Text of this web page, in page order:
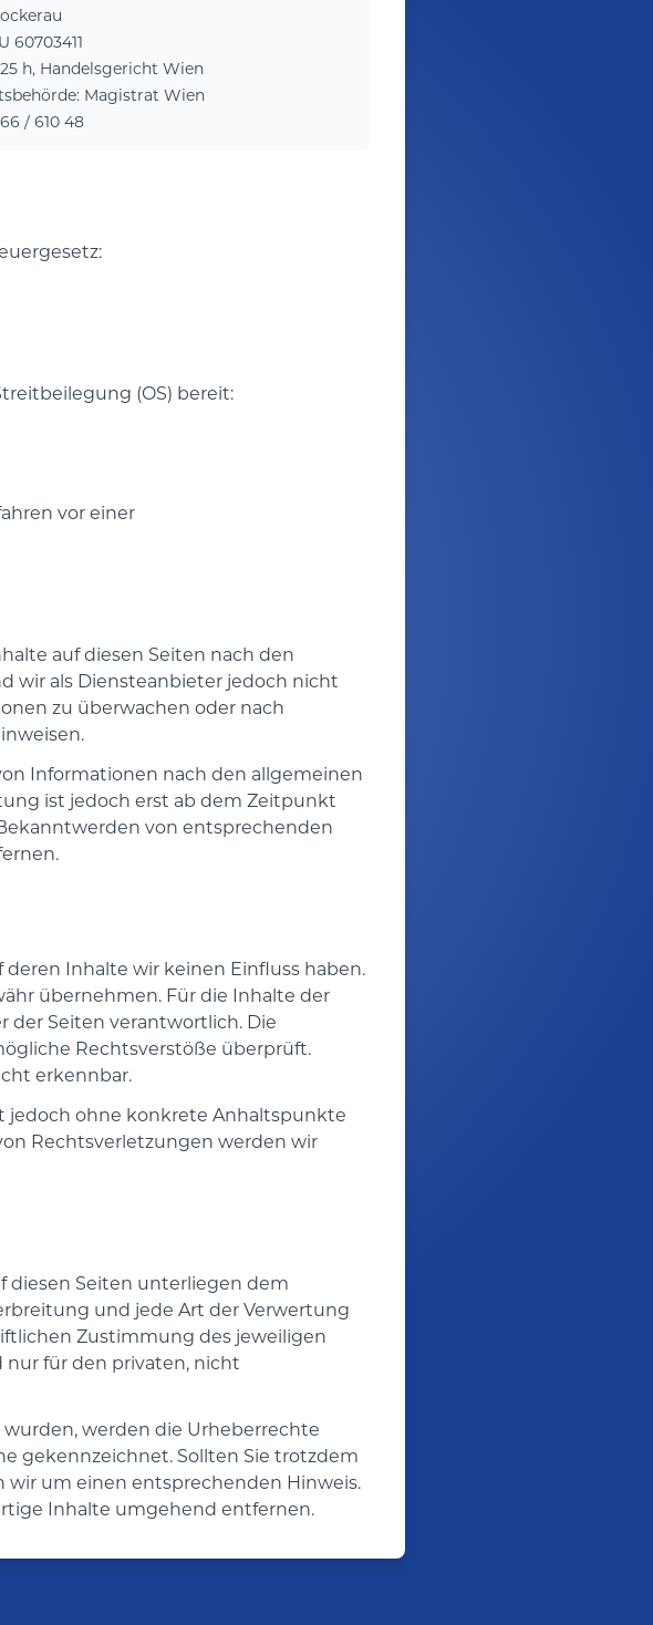
60703411
h, Handelsgericht Wien
Magistrat Wien
/ 610 48
(OS) bereit:
vor einer
auf diesen Seiten nach den
wir als Diensteanbieter jedoch nicht
zu überwachen oder nach
Informationen nach den allgemeinen
ist jedoch erst ab dem Zeitpunkt
von entsprechenden
Inhalte wir keinen Einfluss haben.
übernehmen. Für die Inhalte der
der Seiten verantwortlich. Die
Rechtsverstöße überprüft.
erkennbar.
jedoch ohne konkrete Anhaltspunkte
Rechtsverletzungen werden wir
diesen Seiten unterliegen dem
und jede Art der Verwertung
Zustimmung des jeweiligen
nur für den privaten, nicht
werden die Urheberrechte
gekennzeichnet. Sollten Sie trotzdem
um einen entsprechenden Hinweis.
Inhalte umgehend entfernen.